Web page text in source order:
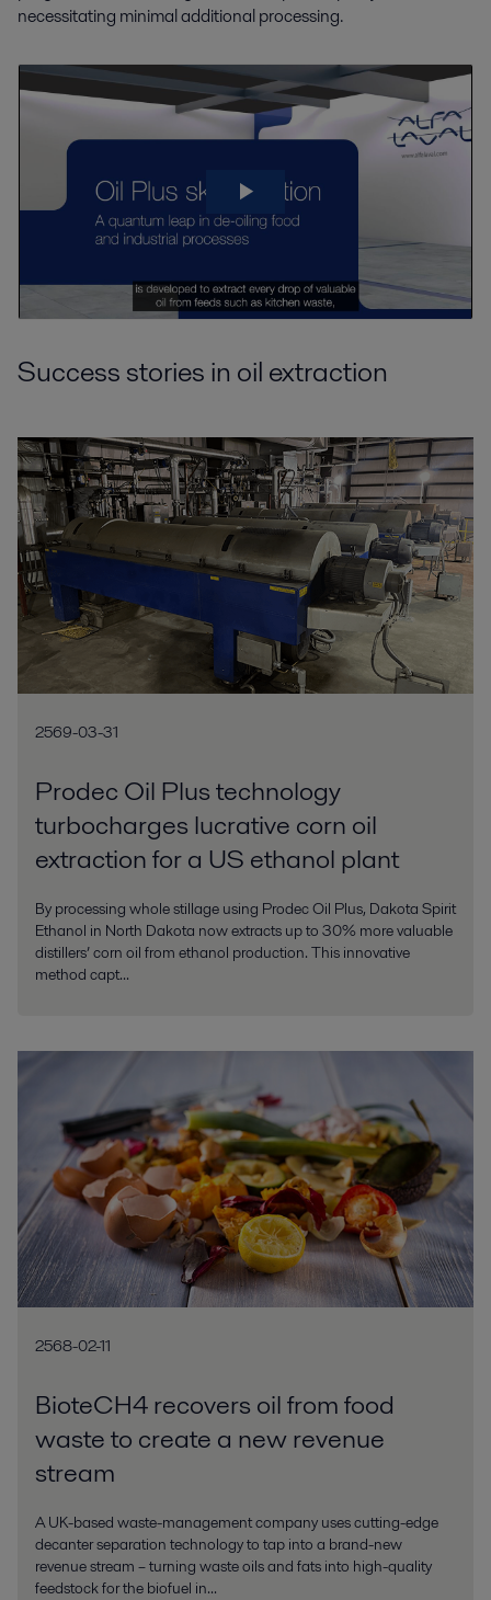
necessitating minimal additional processing.
Success stories in oil extraction
2569-03-31
Prodec Oil Plus technology
turbocharges lucrative corn oil
extraction for a US ethanol plant
By processing whole stillage using Prodec Oil Plus, Dakota Spirit
Ethanol in North Dakota now extracts up to 30% more valuable
distillers’ corn oil from ethanol production. This innovative
method capt...
2568-02-11
BioteCH4 recovers oil from food
waste to create a new revenue
stream
A UK-based waste-management company uses cutting-edge
decanter separation technology to tap into a brand-new
revenue stream – turning waste oils and fats into high-quality
feedstock for the biofuel in...